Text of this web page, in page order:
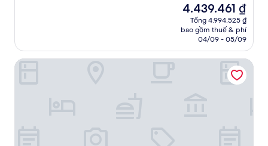
nhận
xét)
Giá
hiện
tại
4.439.461 ₫
4.439.461 ₫
Tổng 4.994.525 ₫
bao gồm thuế & phí
04/09 - 05/09
Aloft by Marriott Tallahassee Downtown